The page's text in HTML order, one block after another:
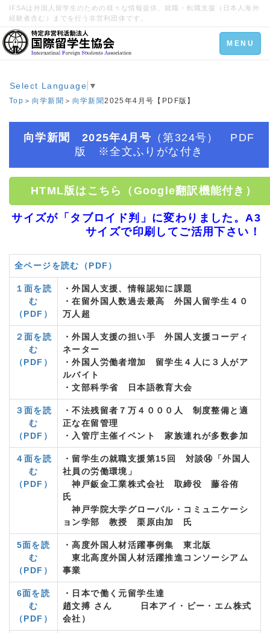
IFSAは外国人留学生のための様々な情報提供、就職・転職支援（日本人海外
経験者含む）までを行う非営利団体です。
Toggle
navigation
MENU
Select Language ▼
Top ＞ 向学新聞 ＞ 向学新聞2025年4月号【PDF版】
向学新聞 2025年4月号 （第324号） PDF
版 ※全文ふりがな付き
HTML版はこちら（Google翻訳機能付き）
サイズが「タブロイド判」に変わりました。A3
サイズで印刷してご活用下さい！
全ページを読む（PDF）
１面を読
む
（PDF）
・外国人支援、情報認知に課題
・在留外国人数過去最高 外国人留学生４０
万人超
２面を読
む
（PDF）
・外国人支援の担い手 外国人支援コーディ
ネーター
・外国人労働者増加 留学生４人に３人がア
ルバイト
・文部科学省 日本語教育大会
３面を読
む
（PDF）
・不法残留者７万４０００人 制度整備と適
正な在留管理
・入管庁主催イベント 家族連れが多数参加
４面を読
む
（PDF）
・留学生の就職支援第15回 対談⑭「外国人
社員の労働環境」
神戸鈑金工業株式会社 取締役 藤谷侑
氏
神戸学院大学グローバル・コミュニケーシ
ョン学部 教授 栗原由加 氏
5面を読
む
（PDF）
・高度外国人材活躍事例集 東北版
東北高度外国人材活躍推進コンソーシアム
事業
6面を読
む
（PDF）
・日本で働く元留学生達
趙文搏 さん 日本アイ・ビー・エム株式
会社）